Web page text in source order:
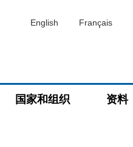
English Français
国家和组织 资料